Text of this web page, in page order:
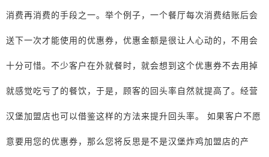
消费再消费的手段之一。举个例子，一个餐厅每次消费结账后会
送下一次才能使用的优惠券，优惠金额是很让人心动的，不用会
十分可惜。不少客户在外就餐时，就会想到这个优惠券不去用掉
就感觉吃亏了的餐饮，于是，顾客的回头率自然就提高了。经营
汉堡加盟店也可以借鉴这样的方法来提升回头率。 如果客户不愿
意要用您的优惠券，那么您将反思是不是汉堡炸鸡加盟店的产